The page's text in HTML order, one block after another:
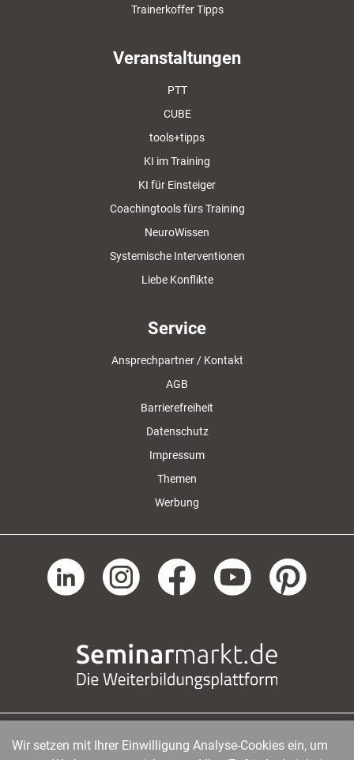
Trainerkoffer Tipps
Veranstaltungen
PTT
CUBE
tools+tipps
KI im Training
KI für Einsteiger
Coachingtools fürs Training
NeuroWissen
Systemische Interventionen
Liebe Konflikte
Service
Ansprechpartner / Kontakt
AGB
Barrierefreiheit
Datenschutz
Impressum
Themen
Werbung
managerSeminare Verlags GmbH | Endenicher Str. 41
|
Wir setzen mit Ihrer Einwilligung Analyse-Cookies ein, um